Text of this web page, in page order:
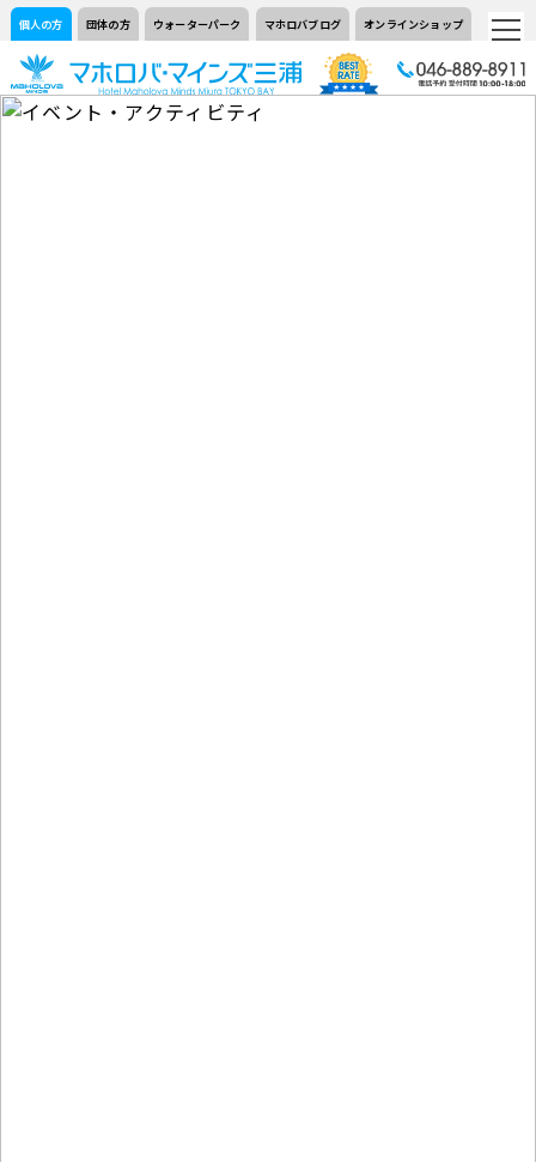
個人の方 団体の方 ウォーターパーク マホロバブログ オンラインショップ